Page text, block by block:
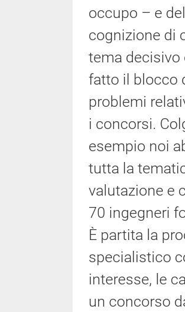
occupo – e
cognizione di
tema decisivo
fatto il blocco
problemi
i concorsi.
esempio noi
tutta la
valutazione e
70 ingegneri
È partita la
specialistico
interesse, le
un concorso